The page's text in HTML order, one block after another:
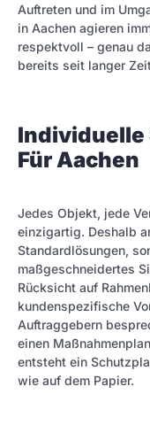
Auftreten und im
in Aachen agieren
respektvoll – genau
bereits seit langer
Individuelle
Für Aachen
Jedes Objekt, jede
einzigartig. Deshalb
Standardlösungen,
maßgeschneidertes
Rücksicht auf
kundenspezifische
Auftraggebern
einen
entsteht ein
wie auf dem Papier.